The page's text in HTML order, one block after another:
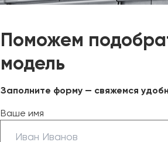
Поможем
модель
Заполните форму — свяжемся
Ваше имя